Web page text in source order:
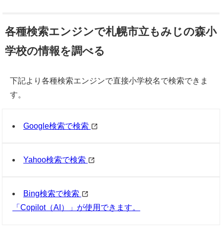
各種検索エンジンで札幌市立もみじの森小
学校の情報を調べる
下記より各種検索エンジンで直接小学校名で検索できま
す。
Google検索で検索
Yahoo検索で検索
Bing検索で検索
「Copilot（AI）」が使用できます。